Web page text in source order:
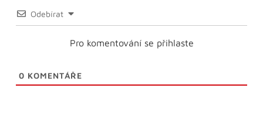
Odebírat
Pro komentování se přihlaste
0 KOMENTÁŘE